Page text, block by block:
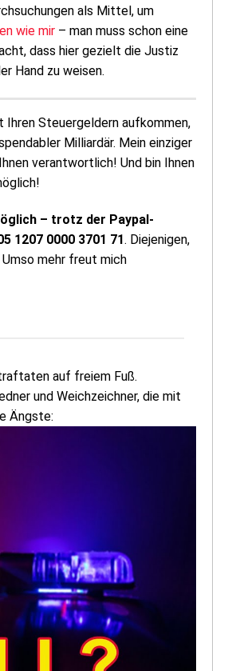
als Mittel, um
wie mir – man muss schon eine
dass hier gezielt die Justiz
Hand zu weisen.
Ihren Steuergeldern aufkommen,
Milliardär. Mein einziger
verantwortlich! Und bin Ihnen
– trotz der Paypal-
1207 0000 3701 71. Diejenigen,
mehr freut mich
auf freiem Fuß.
und Weichzeichner, die mit
Ängste: